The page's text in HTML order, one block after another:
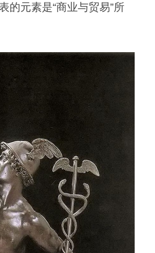
的元素是“商业与贸易”所